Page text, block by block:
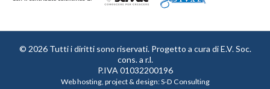
© 2026 Tutti i diritti sono riservati. Progetto a cura diE.V. Soc.
cons. a r.l.
P.IVA 01032200196
Web hosting, project & design:S-D Consulting